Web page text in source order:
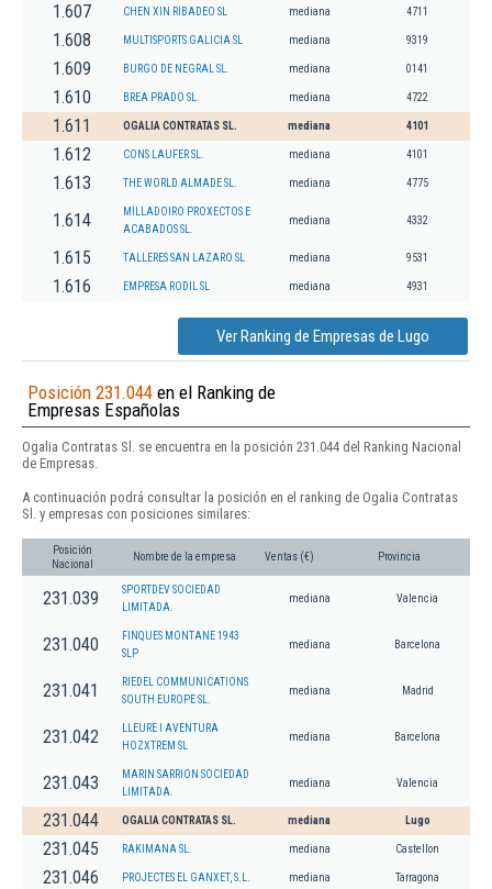
1.607 CHEN XIN RIBADEO SL mediana 4711
1.608 MULTISPORTS GALICIA SL mediana 9319
1.609 BURGO DE NEGRAL SL. mediana 0141
1.610 BREA PRADO SL. mediana 4722
1.611 OGALIA CONTRATAS SL. mediana 4101
1.612 CONS LAUFER SL. mediana 4101
1.613 THE WORLD ALMADE SL. mediana 4775
1.614
MILLADOIRO PROXECTOS E
ACABADOS SL.
mediana 4332
1.615 TALLERES SAN LAZARO SL mediana 9531
1.616 EMPRESA RODIL SL mediana 4931
Ver Ranking de Empresas de Lugo
Posición 231.044 en el Ranking de
Empresas Españolas
Ogalia Contratas Sl. se encuentra en la posición 231.044 del Ranking Nacional
de Empresas.
A continuación podrá consultar la posición en el ranking de Ogalia Contratas
Sl. y empresas con posiciones similares:
Posición
Nacional
Nombre de la empresa Ventas (€) Provincia
231.039
SPORTDEV SOCIEDAD
LIMITADA.
mediana Valencia
231.040
FINQUES MONTANE 1943
SLP
mediana Barcelona
231.041
RIEDEL COMMUNICATIONS
SOUTH EUROPE SL.
mediana Madrid
231.042
LLEURE I AVENTURA
HOZXTREM SL
mediana Barcelona
231.043
MARIN SARRION SOCIEDAD
LIMITADA.
mediana Valencia
231.044 OGALIA CONTRATAS SL. mediana Lugo
231.045 RAKIMANA SL. mediana Castellon
231.046 PROJECTES EL GANXET, S.L. mediana Tarragona